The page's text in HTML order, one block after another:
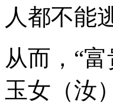
人都不能
从而，“
玉女（汝